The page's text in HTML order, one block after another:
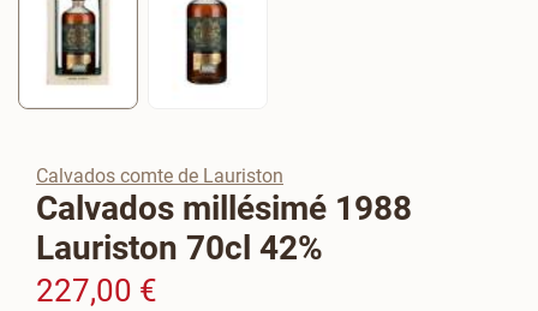
Calvados comte de Lauriston
Calvados millésimé 1988
Lauriston 70cl 42%
227,00 €